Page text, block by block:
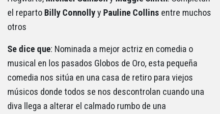
el reparto Billy Connollyy Pauline Collins entre muchos
otros
Se dice que: Nominada a mejor actriz en comedia o
musical en los pasados Globos de Oro, esta pequeña
comedia nos sitúa en una casa de retiro para viejos
músicos donde todos se nos descontrolan cuando una
diva llega a alterar el calmado rumbo de una